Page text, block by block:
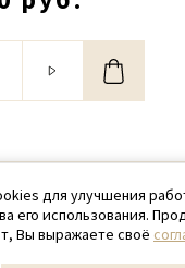
© 2020 - 2026 SamPack
+ 7 (918) 699-97-
zakaz@sampack.store
для улучшения
его использования.
Вы выражаете своё